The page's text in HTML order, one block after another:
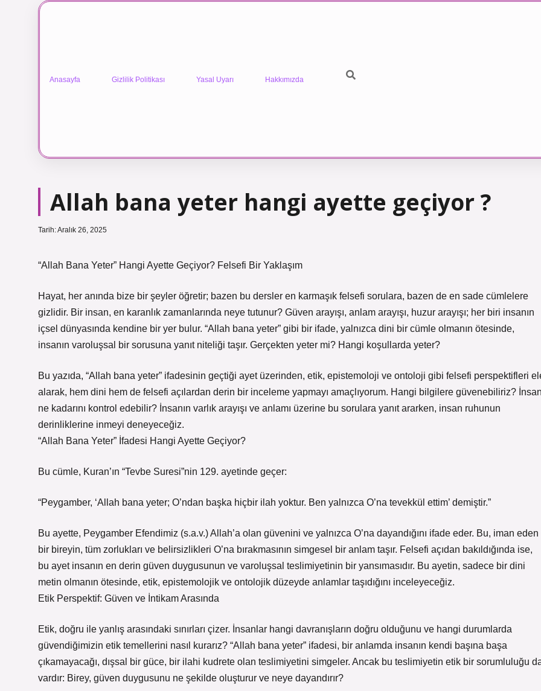
Anasayfa Gizlilik Politikası Yasal Uyarı Hakkımızda
Allah bana yeter hangi ayette geçiyor ?
Tarih: Aralık 26, 2025
“Allah Bana Yeter” Hangi Ayette Geçiyor? Felsefi Bir Yaklaşım
Hayat, her anında bize bir şeyler öğretir; bazen bu dersler en karmaşık felsefi sorulara, bazen de en sade cümlelere
gizlidir. Bir insan, en karanlık zamanlarında neye tutunur? Güven arayışı, anlam arayışı, huzur arayışı; her biri insanın
içsel dünyasında kendine bir yer bulur. “Allah bana yeter” gibi bir ifade, yalnızca dini bir cümle olmanın ötesinde,
insanın varoluşsal bir sorusuna yanıt niteliği taşır. Gerçekten yeter mi? Hangi koşullarda yeter?
Bu yazıda, “Allah bana yeter” ifadesinin geçtiği ayet üzerinden, etik, epistemoloji ve ontoloji gibi felsefi perspektifleri
alarak, hem dini hem de felsefi açılardan derin bir inceleme yapmayı amaçlıyorum. Hangi bilgilere güvenebiliriz?
ne kadarını kontrol edebilir? İnsanın varlık arayışı ve anlamı üzerine bu sorulara yanıt ararken, insan ruhunun
derinliklerine inmeyi deneyeceğiz.
“Allah Bana Yeter” İfadesi Hangi Ayette Geçiyor?
Bu cümle, Kuran’ın “Tevbe Suresi”nin 129. ayetinde geçer:
“Peygamber, ‘Allah bana yeter; O’ndan başka hiçbir ilah yoktur. Ben yalnızca O’na tevekkül ettim’ demiştir.”
Bu ayette, Peygamber Efendimiz (s.a.v.) Allah’a olan güvenini ve yalnızca O’na dayandığını ifade eder. Bu, iman eden
bir bireyin, tüm zorlukları ve belirsizlikleri O’na bırakmasının simgesel bir anlam taşır. Felsefi açıdan bakıldığında ise,
bu ayet insanın en derin güven duygusunun ve varoluşsal teslimiyetinin bir yansımasıdır. Bu ayetin, sadece bir dini
metin olmanın ötesinde, etik, epistemolojik ve ontolojik düzeyde anlamlar taşıdığını inceleyeceğiz.
Etik Perspektif: Güven ve İntikam Arasında
Etik, doğru ile yanlış arasındaki sınırları çizer. İnsanlar hangi davranışların doğru olduğunu ve hangi durumlarda
güvendiğimizin etik temellerini nasıl kurarız? “Allah bana yeter” ifadesi, bir anlamda insanın kendi başına başa
çıkamayacağı, dışsal bir güce, bir ilahi kudrete olan teslimiyetini simgeler. Ancak bu teslimiyetin etik bir sorumluluğu
vardır: Birey, güven duygusunu ne şekilde oluşturur ve neye dayandırır?